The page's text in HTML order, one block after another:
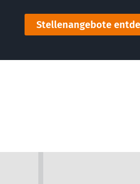
Stellenangebote